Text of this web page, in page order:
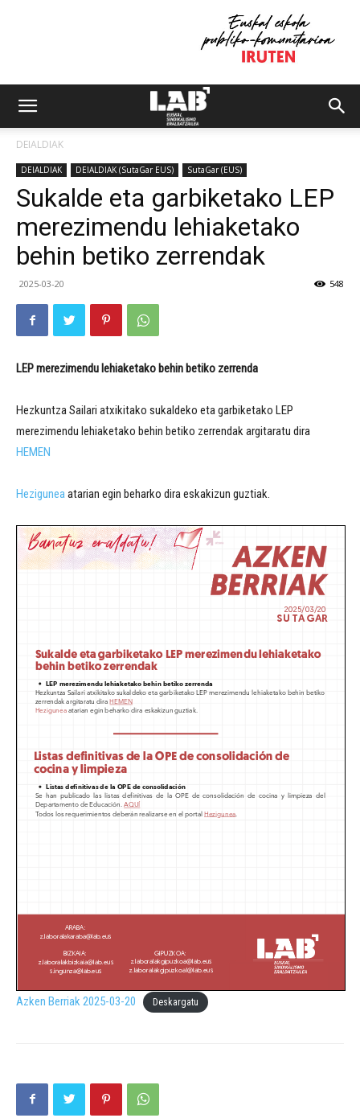
DEIALDIAK
DEIALDIAK DEIALDIAK (SutaGar EUS) SutaGar (EUS)
Sukalde eta garbiketako LEP
merezimendu lehiaketako
behin betiko zerrendak
2025-03-20 548
LEPmerezimendu lehiaketako behin betiko zerrenda
Hezkuntza Sailari atxikitako sukaldeko eta garbiketako LEP
merezimendu lehiaketako behin betiko zerrendak argitaratu dira
HEMEN
Heziguneaatarian egin beharko dira eskakizun guztiak.
Azken Berriak 2025-03-20 Deskargatu